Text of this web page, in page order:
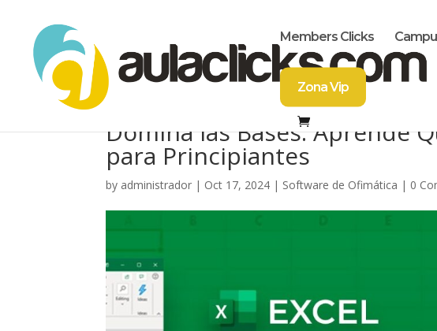
Members Clicks
Zona Vip
Domina las Bases: Aprende
para Principiantes
by administrador | Oct 17, 2024 | Software de Ofimática | 0